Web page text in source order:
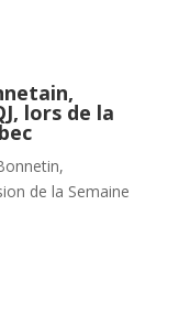
lors de la
de la Semaine